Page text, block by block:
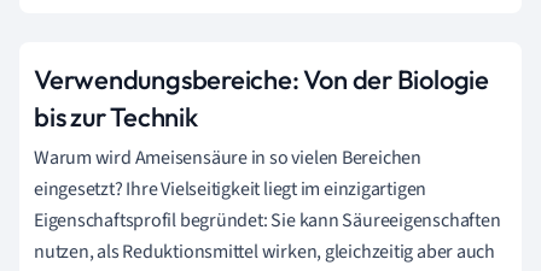
Verwendungsbereiche: Von der Biologie
bis zur Technik
Warum wird Ameisensäure in so vielen Bereichen
eingesetzt? Ihre Vielseitigkeit liegt im einzigartigen
Eigenschaftsprofil begründet: Sie kann Säureeigenschaften
nutzen, als Reduktionsmittel wirken, gleichzeitig aber auch